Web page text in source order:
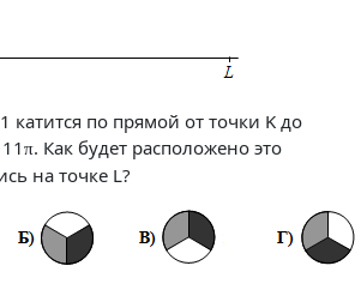
катится по прямой от точки K до
π. Как будет расположено это
на точке L?